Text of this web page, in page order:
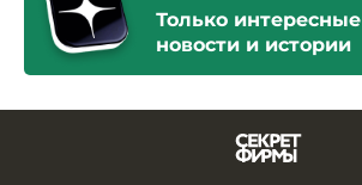
Только интересные
новости и истории